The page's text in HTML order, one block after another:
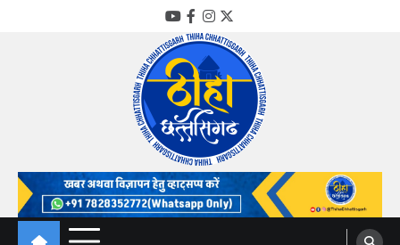
YouTube
Facebook
Instagram
Twitter
Thiha Chhattisgarh
गोठ जन-जन के